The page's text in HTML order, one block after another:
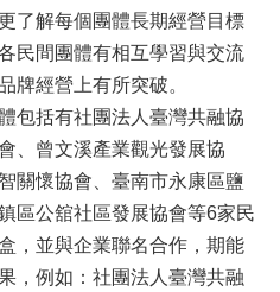
了解每個團體長期經營目標
民間團體有相互學習與交流
牌經營上有所突破。
括有社團法人臺灣共融協
、曾文溪產業觀光發展協
關懷協會、臺南市永康區鹽
區公舘社區發展協會等6家民
，並與企業聯名合作，期能
，例如：社團法人臺灣共融